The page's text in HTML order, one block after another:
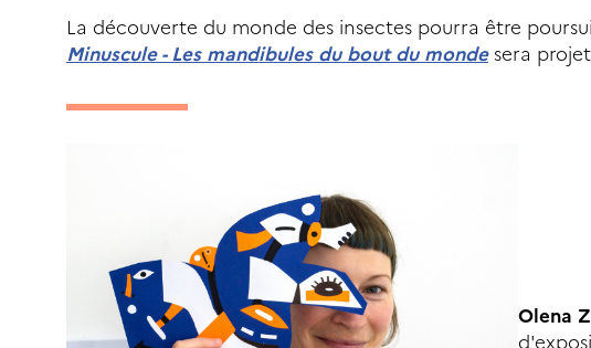
La découverte du monde des insectes pourra être
Minuscule - Les mandibules du bout du mondesera
Olena